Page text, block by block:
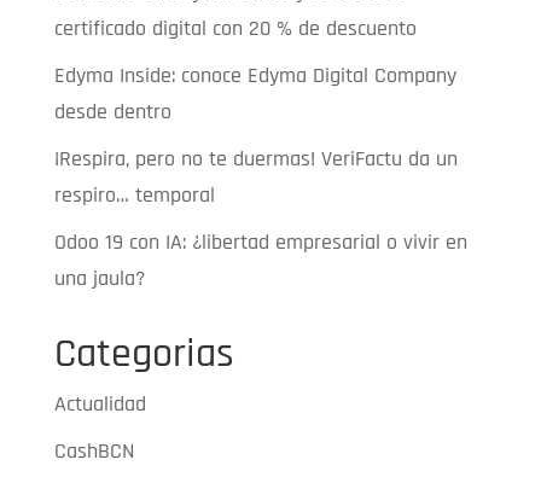
certificado digital con 20 % de descuento
Edyma Inside: conoce Edyma Digital Company
desde dentro
¡Respira, pero no te duermas! VeriFactu da un
respiro… temporal
Odoo 19 con IA: ¿libertad empresarial o vivir en
una jaula?
Categorias
Actualidad
CashBCN